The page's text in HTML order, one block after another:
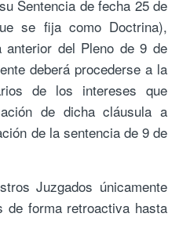
Sentencia de fecha 25 de
se fija como Doctrina),
anterior del Pleno de 9 de
deberá procederse a la
de los intereses que
de dicha cláusula a
de la sentencia de 9 de
Juzgados únicamente
de forma retroactiva hasta